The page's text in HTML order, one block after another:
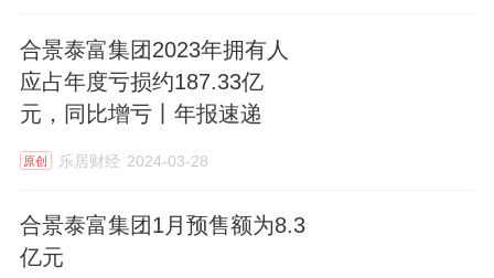
合景泰富集团2023年拥有人
应占年度亏损约187.33亿
元，同比增亏丨年报速递
原创 乐居财经 2024-03-28
合景泰富集团1月预售额为8.3
亿元